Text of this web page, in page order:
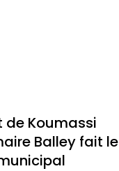
de Koumassi
Balley fait le